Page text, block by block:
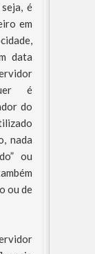
é
em
data
é
do
nada
ou
ou de